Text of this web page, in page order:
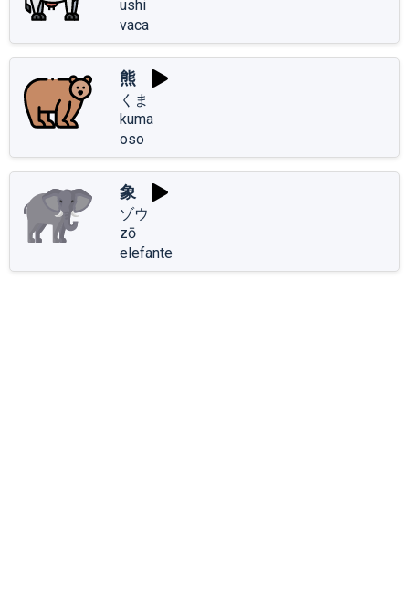
ushi
vaca
熊
くま
kuma
oso
象
ゾウ
zō
elefante